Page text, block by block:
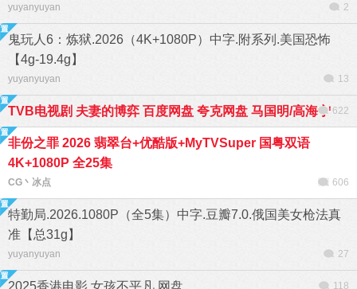
yuyanyuyan 2
鬼玩人6：炼狱.2026（4K+1080P）中字.附系列.美国恐怖
【4g-19.4g】
yuyanyuyan 13
TVB电视剧 夫妻的博弈 百度网盘 夸克网盘 马国明/高海宁 622
非份之罪 2026 翡翠台+优酷版+MyTVSuper 国粤双语
4K+1080P 全25集
CG丶冰点 606
特勤局.2026.1080P（全5集）中字.豆瓣7.0.俄国美女枪法真
准【总31g】
yuyanyuyan 27
2025香港电影 女孩不平凡 网盘 118